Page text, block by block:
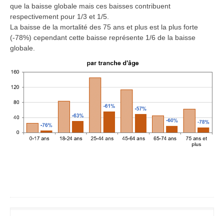
que la baisse globale mais ces baisses contribuent
respectivement pour 1/3 et 1/5.
La baisse de la mortalité des 75 ans et plus est la plus forte
(-78%) cependant cette baisse représente 1/6 de la baisse
globale.